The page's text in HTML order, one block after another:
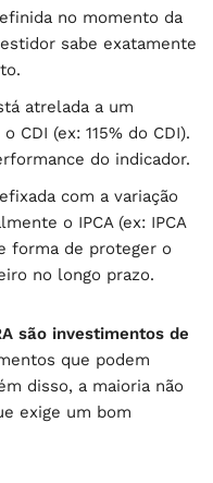
no momento da
sabe exatamente
atrelada a um
CDI (ex: 115% do CDI).
do indicador.
com a variação
o IPCA (ex: IPCA
forma de proteger o
no longo prazo.
são investimentos de
que podem
disso, a maioria não
exige um bom